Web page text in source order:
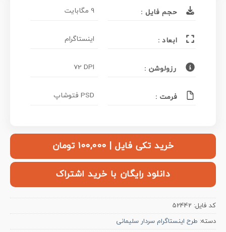
حجم فایل : 9 مگابایت
ابعاد : اینستاگرام
رزولوشن : 72 DPI
فرمت : PSD فتوشاپ
خرید تکی فایل | ۱۰۰,۰۰۰ تومان
دانلود رایگان با خرید اشتراک
کد فایل: 52442
دسته: طرح اینستاگرام سردار سلیمانی